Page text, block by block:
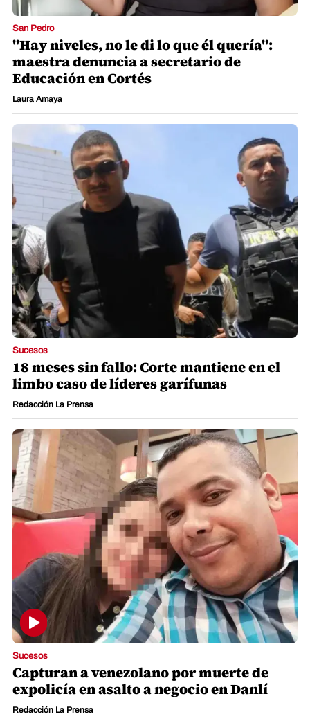
San Pedro
"Hay niveles, no le di lo que él quería":
maestra denuncia a secretario de
Educación en Cortés
Laura Amaya
Sucesos
18 meses sin fallo: Corte mantiene en el
limbo caso de líderes garífunas
Redacción La Prensa
Sucesos
Capturan a venezolano por muerte de
expolicía en asalto a negocio en Danlí
Redacción La Prensa